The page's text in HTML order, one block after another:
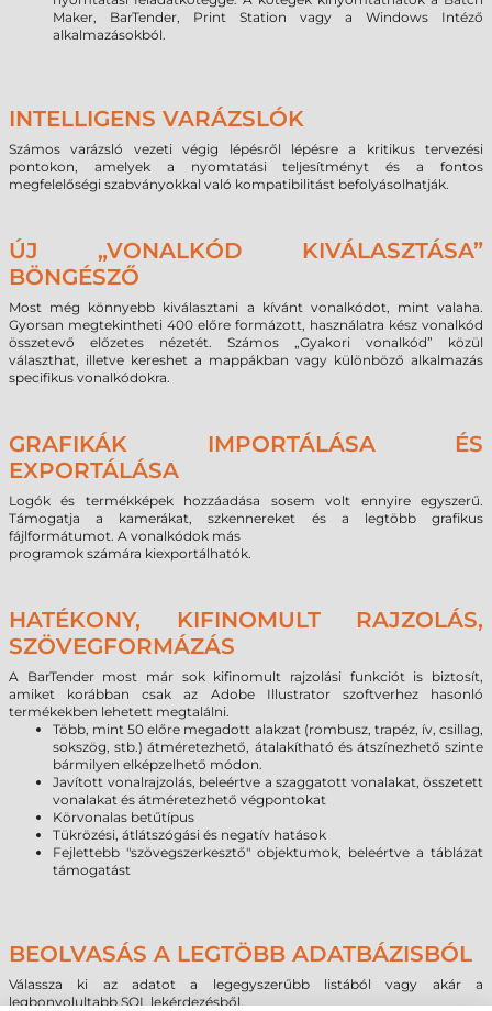
Maker, BarTender, Print Station vagy a Windows Intéző
alkalmazásokból.
INTELLIGENS VARÁZSLÓK
Számos varázsló vezeti végig lépésről lépésre a kritikus tervezési
pontokon, amelyek a nyomtatási teljesítményt és a fontos
megfelelőségi szabványokkal való kompatibilitást befolyásolhatják.
ÚJ „VONALKÓD KIVÁLASZTÁSA”
BÖNGÉSZŐ
Most még könnyebb kiválasztani a kívánt vonalkódot, mint valaha.
Gyorsan megtekintheti 400 előre formázott, használatra kész vonalkód
összetevő előzetes nézetét. Számos „Gyakori vonalkód” közül
választhat, illetve kereshet a mappákban vagy különböző alkalmazás
specifikus vonalkódokra.
GRAFIKÁK IMPORTÁLÁSA ÉS
EXPORTÁLÁSA
Logók és termékképek hozzáadása sosem volt ennyire egyszerű.
Támogatja a kamerákat, szkennereket és a legtöbb grafikus
fájlformátumot. A vonalkódok más
programok számára kiexportálhatók.
HATÉKONY, KIFINOMULT RAJZOLÁS,
SZÖVEGFORMÁZÁS
A BarTender most már sok kifinomult rajzolási funkciót is biztosít,
amiket korábban csak az Adobe Illustrator szoftverhez hasonló
termékekben lehetett megtalálni.
Több, mint 50 előre megadott alakzat (rombusz, trapéz, ív, csillag,
sokszög, stb.) átméretezhető, átalakítható és átszínezhető szinte
bármilyen elképzelhető módon.
Javított vonalrajzolás, beleértve a szaggatott vonalakat, összetett
vonalakat és átméretezhető végpontokat
Körvonalas betűtípus
Tükrözési, átlátszógási és negatív hatások
Fejlettebb "szövegszerkesztő" objektumok, beleértve a táblázat
támogatást
BEOLVASÁS A LEGTÖBB ADATBÁZISBÓL
Válassza ki az adatot a legegyszerűbb listából vagy akár a
legbonyolultabb SQL lekérdezésből.